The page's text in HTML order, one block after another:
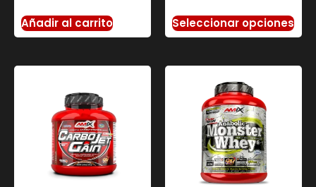
Añadir al carrito Seleccionar opciones